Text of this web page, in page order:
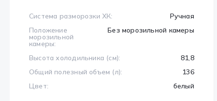
Система разморозки ХК:
Ручная
Положение
морозильной
камеры:
Без морозильной камеры
Высота холодильника (см):
81,8
Общий полезный объем (л):
136
Цвет:
белый